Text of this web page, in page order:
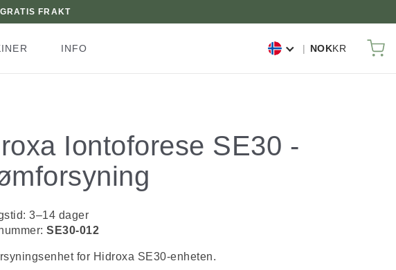
FRAKT
INFO NOKKR
Iontoforese SE30 -
3–14 dager
SE30-012
for Hidroxa SE30-enheten.